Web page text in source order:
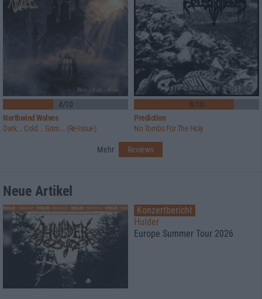
4/10
Northwind Wolves
Dark... Cold... Grim... (Re-Issue)
8/10
Prediction
No Tombs For The Holy
Mehr Reviews
Neue Artikel
Konzertbericht
Hulder
Europe Summer Tour 2026